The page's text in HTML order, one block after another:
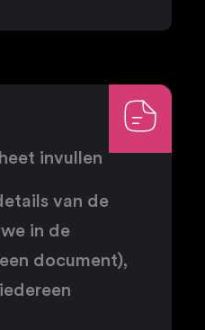
invullen
van de
in de
document),